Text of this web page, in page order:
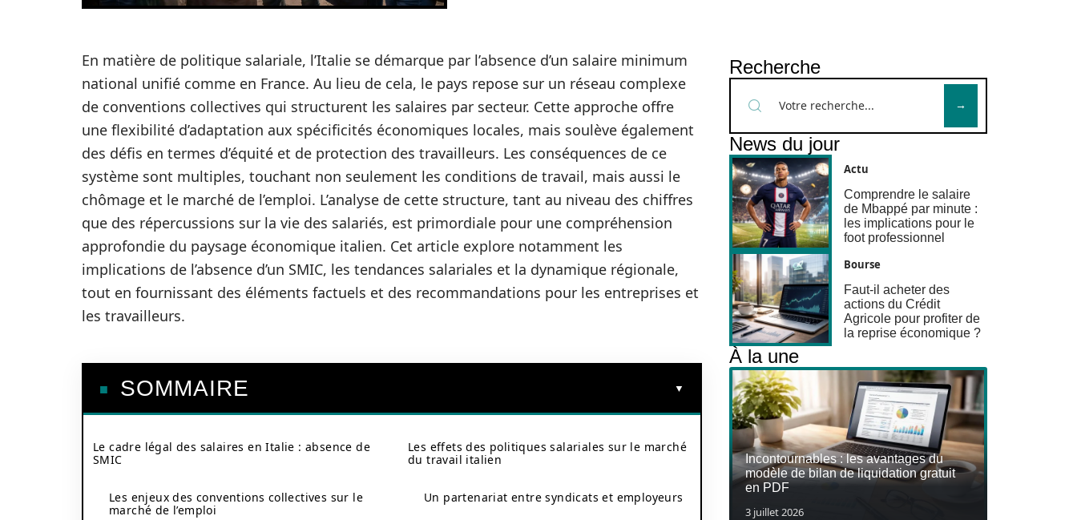
En matière de politique salariale, l’Italie se démarque par l’absence d’un salaire minimum
national unifié comme en France. Au lieu de cela, le pays repose sur un réseau complexe
de conventions collectives qui structurent les salaires par secteur. Cette approche offre
une flexibilité d’adaptation aux spécificités économiques locales, mais soulève également
des défis en termes d’équité et de protection des travailleurs. Les conséquences de ce
système sont multiples, touchant non seulement les conditions de travail, mais aussi le
chômage et le marché de l’emploi. L’analyse de cette structure, tant au niveau des chiffres
que des répercussions sur la vie des salariés, est primordiale pour une compréhension
approfondie du paysage économique italien. Cet article explore notamment les
implications de l’absence d’un SMIC, les tendances salariales et la dynamique régionale,
tout en fournissant des éléments factuels et des recommandations pour les entreprises et
les travailleurs.
SOMMAIRE
Le cadre légal des salaires en Italie : absence de
SMIC
Les enjeux des conventions collectives sur le
marché de l’emploi
Les effets des politiques salariales sur le marché
du travail italien
Un partenariat entre syndicats et employeurs
Recherche
News du jour
Actu
Comprendre le salaire
de Mbappé par minute :
les implications pour le
foot professionnel
Bourse
Faut-il acheter des
actions du Crédit
Agricole pour profiter de
la reprise économique ?
À la une
Incontournables : les avantages du
modèle de bilan de liquidation gratuit
en PDF
3 juillet 2026